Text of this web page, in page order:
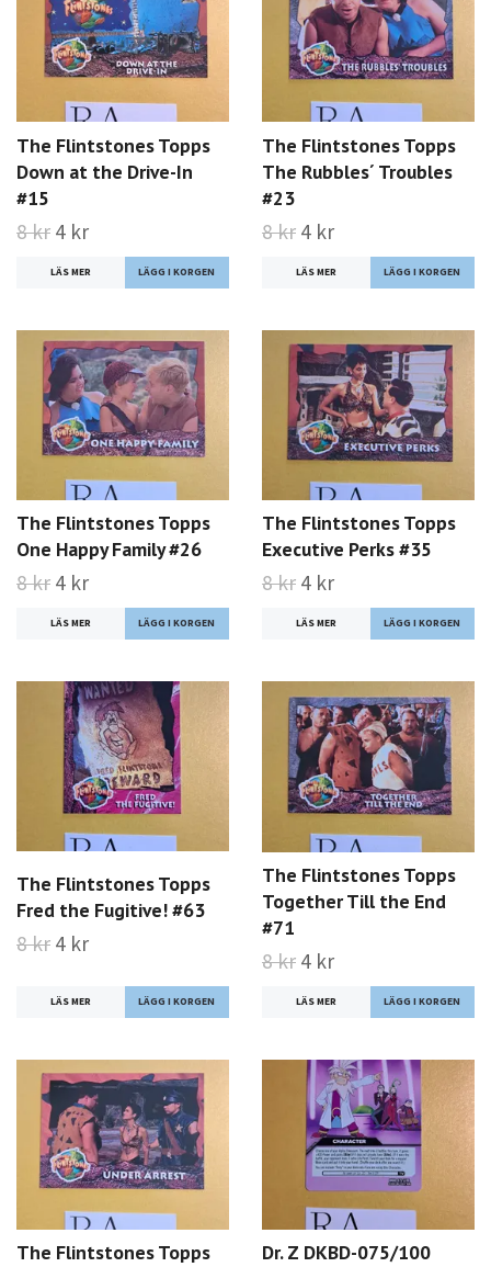
The Flintstones Topps
Down at the Drive-In
#15
8 kr 4 kr
LÄS MER
The Flintstones Topps
The Rubbles´ Troubles
#23
8 kr 4 kr
LÄS MER
The Flintstones Topps
One Happy Family #26
8 kr 4 kr
LÄS MER
The Flintstones Topps
Executive Perks #35
8 kr 4 kr
LÄS MER
The Flintstones Topps
Fred the Fugitive! #63
8 kr 4 kr
LÄS MER
The Flintstones Topps
Together Till the End
#71
8 kr 4 kr
LÄS MER
The Flintstones Topps
Dr. Z DKBD-075/100